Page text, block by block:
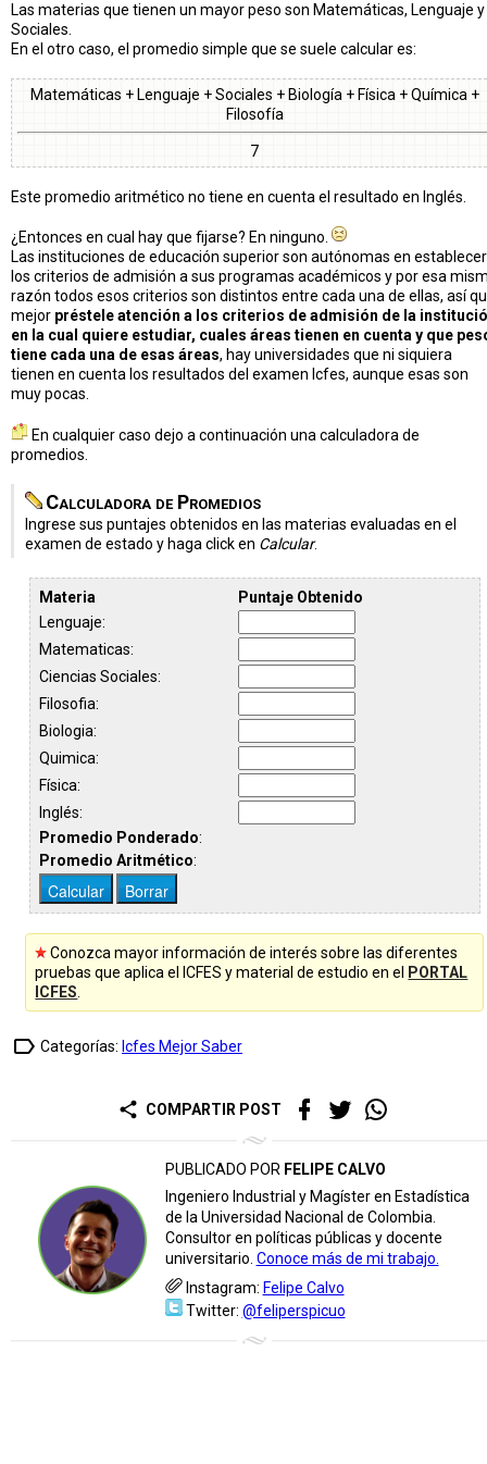
Las materias que tienen un mayor peso son Matemáticas, Lenguaje y
Sociales.
En el otro caso, el promedio simple que se suele calcular es:
Matemáticas + Lenguaje + Sociales + Biología + Física + Química +
Filosofía
7
Este promedio aritmético no tiene en cuenta el resultado en Inglés.
¿Entonces en cual hay que fijarse? En ninguno.
Las instituciones de educación superior son autónomas en establecer
los criterios de admisión a sus programas académicos y por esa
razón todos esos criterios son distintos entre cada una de ellas, así
mejor préstele atención a los criterios de admisión de la
en la cual quiere estudiar, cuales áreas tienen en cuenta y que
tiene cada una de esas áreas, hay universidades que ni siquiera
tienen en cuenta los resultados del examen Icfes, aunque esas son
muy pocas.
En cualquier caso dejo a continuación una calculadora de
promedios.
Calculadora de Promedios
Ingrese sus puntajes obtenidos en las materias evaluadas en el
examen de estado y haga click en Calcular.
Materia
Puntaje Obtenido
Lenguaje:
Matematicas:
Ciencias Sociales:
Filosofia:
Biologia:
Quimica:
Física:
Inglés:
Promedio Ponderado:
Promedio Aritmético:
Conozca mayor información de interés sobre las diferentes
pruebas que aplica el ICFES y material de estudio en el
PORTAL
ICFES
label_outline Categorías: Icfes Mejor Saber
share COMPARTIR POST
PUBLICADO POR FELIPE CALVO
Ingeniero Industrial y Magíster en Estadística
de la Universidad Nacional de Colombia.
Consultor en políticas públicas y docente
universitario. Conoce más de mi trabajo.
Instagram: Felipe Calvo
Twitter: @feliperspicuo